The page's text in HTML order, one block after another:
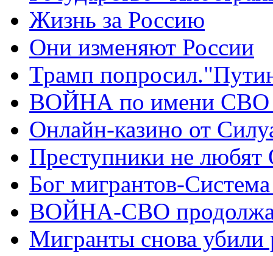
Жизнь за Россию
Они изменяют России
Трамп
ВОЙНА по имени СВО
Онлайн-казино от
Преступники не
Бог мигрантов-
ВОЙНА-СВО
Мигранты снова убили